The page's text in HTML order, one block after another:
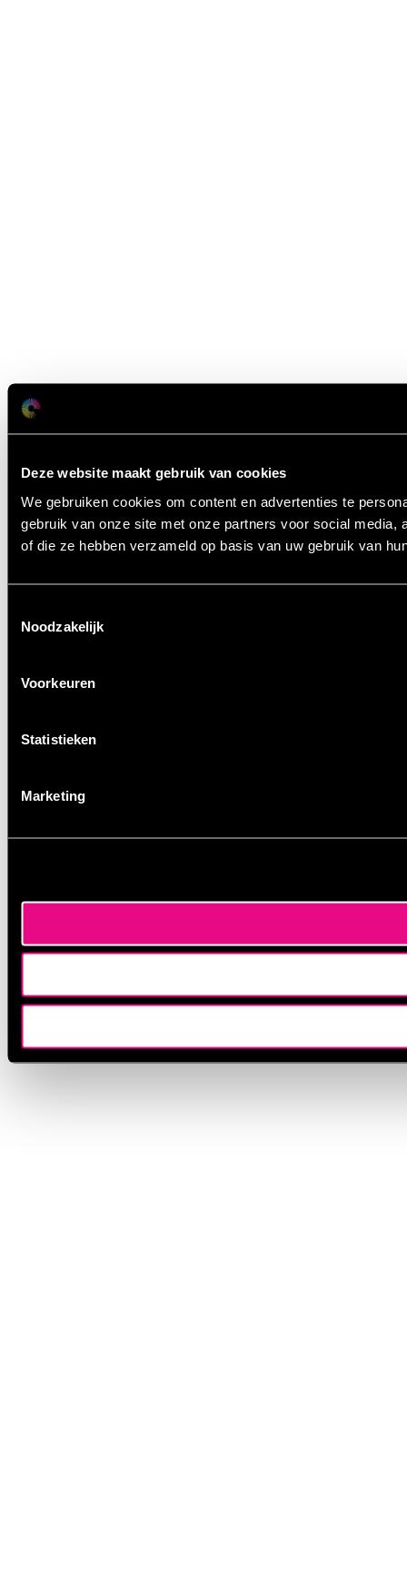
Deze website maakt gebruik van cookies
We gebruiken cookies om content en advertenties te
gebruik van onze site met onze partners voor social
of die ze hebben verzameld op basis van uw gebruik van
Noodzakelijk
Voorkeuren
Statistieken
Marketing